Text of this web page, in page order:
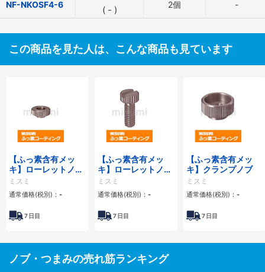
NF-NKOSF4-6
( - ) 2個 -
この商品を見た人は、こんな商品も見ています
【ふっ素含有メッ
キ】ローレットノブ
ザグリ穴タイプ
ミスミ
通常価格(税別)： -
7日目
【ふっ素含有メッ
キ】ローレットノブ
スリ割タイプ
ミスミ
通常価格(税別)： -
7日目
【ふっ素含有メッ
キ】クランプノブ
ミスミ
通常価格(税別)： -
7日目
ノブ・つまみの売れ筋ランキング